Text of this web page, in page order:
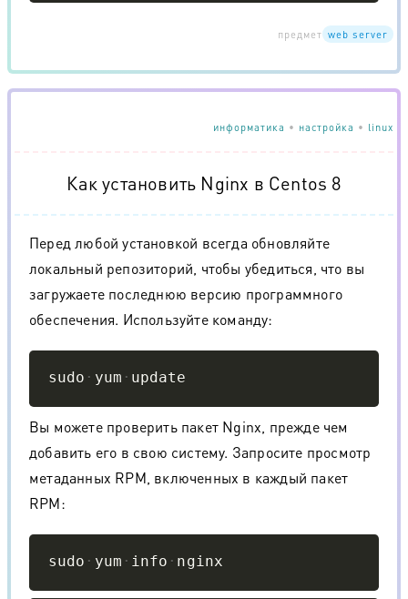
предмет web server
информатика • настройка • linux
Как установить Nginx в Centos 8
Перед любой установкой всегда обновляйте
локальный репозиторий, чтобы убедиться, что вы
загружаете последнюю версию программного
обеспечения. Используйте команду:
sudo yum update
Вы можете проверить пакет Nginx, прежде чем
добавить его в свою систему. Запросите просмотр
метаданных RPM, включенных в каждый пакет
RPM:
sudo yum info nginx